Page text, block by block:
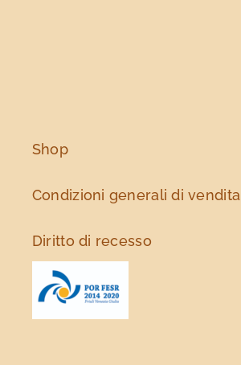
Shop
Condizioni generali di vendita
Diritto di recesso